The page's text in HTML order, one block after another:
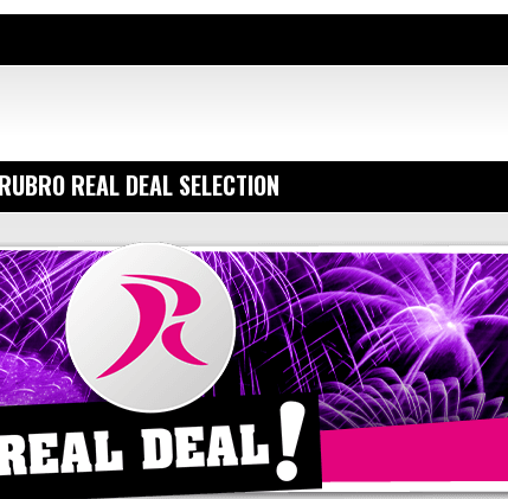
REAL DEAL SELECTION